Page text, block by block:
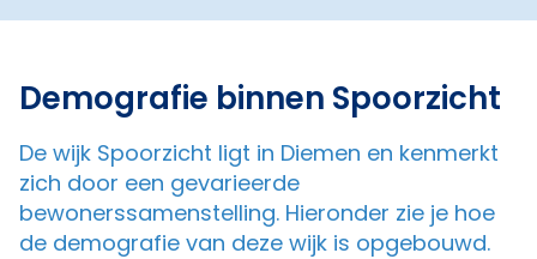
Demografie binnen Spoorzicht
De wijk Spoorzicht ligt in Diemen en kenmerkt
zich door een gevarieerde
bewonerssamenstelling. Hieronder zie je hoe
de demografie van deze wijk is opgebouwd.